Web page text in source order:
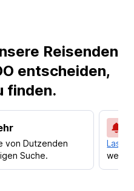
Reisenden
entscheiden,
finden.
von Dutzenden
Suche.
Lass